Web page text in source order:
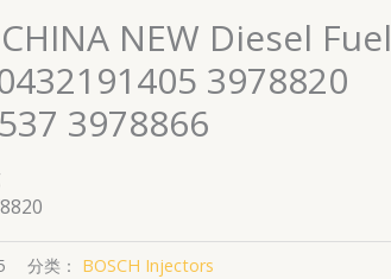
NEW Diesel Fuel
3978820
3978866
分类： BOSCH Injectors